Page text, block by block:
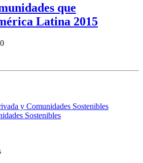
que
Latina 2015
y Comunidades Sostenibles
Sostenibles